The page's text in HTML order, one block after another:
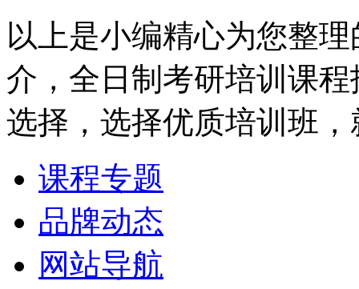
以上是小编精心为您整
介，全日制考研培训课
选择，选择优质培训班
课程专题
品牌动态
网站导航